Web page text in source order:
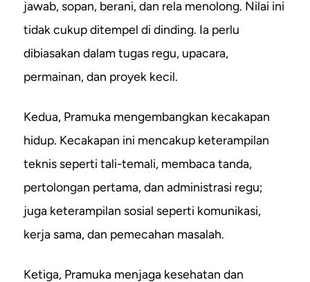
jawab, sopan, berani, dan rela menolong. Nilai ini
tidak cukup ditempel di dinding. Ia perlu
dibiasakan dalam tugas regu, upacara,
permainan, dan proyek kecil.
Kedua, Pramuka mengembangkan kecakapan
hidup. Kecakapan ini mencakup keterampilan
teknis seperti tali-temali, membaca tanda,
pertolongan pertama, dan administrasi regu;
juga keterampilan sosial seperti komunikasi,
kerja sama, dan pemecahan masalah.
Ketiga, Pramuka menjaga kesehatan dan